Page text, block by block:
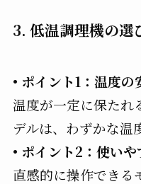
3. 低温調理機の選
• ポイント1：温度の
温度が一定に保たれ
デルは、わずかな温
• ポイント2：使いや
直感的に操作できる